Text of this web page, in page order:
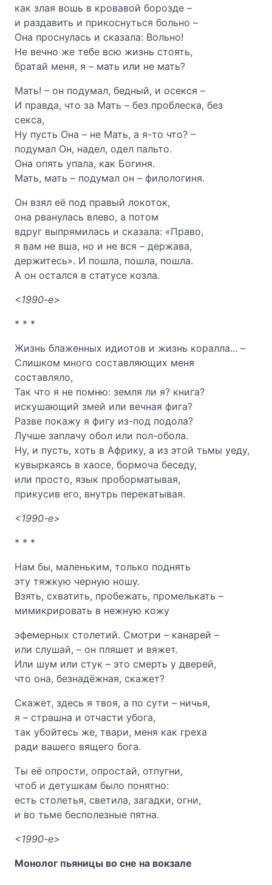
как злая вошь в кровавой борозде –
и раздавить и прикоснуться больно –
Она проснулась и сказала: Вольно!
Не вечно же тебе всю жизнь стоять,
братай меня, я – мать или не мать?
Мать! – он подумал, бедный, и осекся –
И правда, что за Мать – без проблеска, без
секса,
Ну пусть Она – не Мать, а я-то что? –
подумал Он, надел, одел пальто.
Она опять упала, как Богиня.
Мать, мать – подумал он – филологиня.
Он взял её под правый локоток,
она рванулась влево, а потом
вдруг выпрямилась и сказала: «Право,
я вам не вша, но и не вся – держава,
держитесь». И пошла, пошла, пошла.
А он остался в статусе козла.
<1990-е>
* * *
Жизнь блаженных идиотов и жизнь коралла... –
Слишком много составляющих меня
составляло,
Так что я не помню: земля ли я? книга?
искушающий змей или вечная фига?
Разве покажу я фигу из-под подола?
Лучше заплачу обол или пол-обола.
Ну, и пусть, хоть в Африку, а из этой тьмы уеду,
кувыркаясь в хаосе, бормоча беседу,
или просто, язык проборматывая,
прикусив его, внутрь перекатывая.
<1990-е>
* * *
Нам бы, маленьким, только поднять
эту тяжкую черную ношу.
Взять, схватить, пробежать, промелькать –
мимикрировать в нежную кожу
эфемерных столетий. Смотри – канарей –
или слушай, – он пляшет и вяжет.
Или шум или стук – это смерть у дверей,
что она, безнадёжная, скажет?
Скажет, здесь я твоя, а по сути – ничья,
я – страшна и отчасти убога,
так убойтесь же, твари, меня как греха
ради вашего вящего бога.
Ты её опрости, опростай, отпугни,
чтоб и детушкам было понятно:
есть столетья, светила, загадки, огни,
и во тьме бесполезные пятна.
<1990-е>
Монолог пьяницы во сне на вокзале